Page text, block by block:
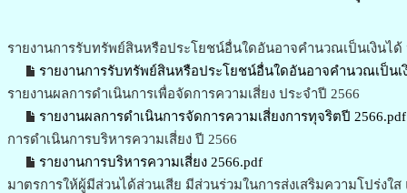
รายงานการรับทรัพย์สินหรือประโยชน์อื่นใดอันอาจคำนวณเป็นเงินได้
รายงานการรับทรัพย์สินหรือประโยชน์อื่นใดอันอาจคำนวณเป็นเ
รายงานผลการดำเนินการเพื่อจัดการความเสี่ยง ประจำปี 2566
รายงานผลการดำเนินการจัดการความเสี่ยงการทุจริตปี 2566.pdf
การดำเนินการบริหารความเสี่ยง ปี 2566
รายงานการบริหารความเสี่ยง 2566.pdf
มาตรการให้ผู้มีส่วนได้ส่วนเสีย มีส่วนร่วมในการส่งเสริมความโปร่งใ